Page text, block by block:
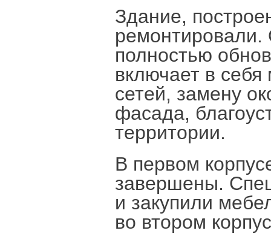
Здание,
ремонтировали.
полностью
включает в
сетей, замену
фасада,
территории.
В первом
завершены.
и закупили
во втором